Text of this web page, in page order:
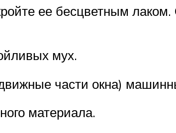
ее бесцветным
мух.
части окна)
материала.